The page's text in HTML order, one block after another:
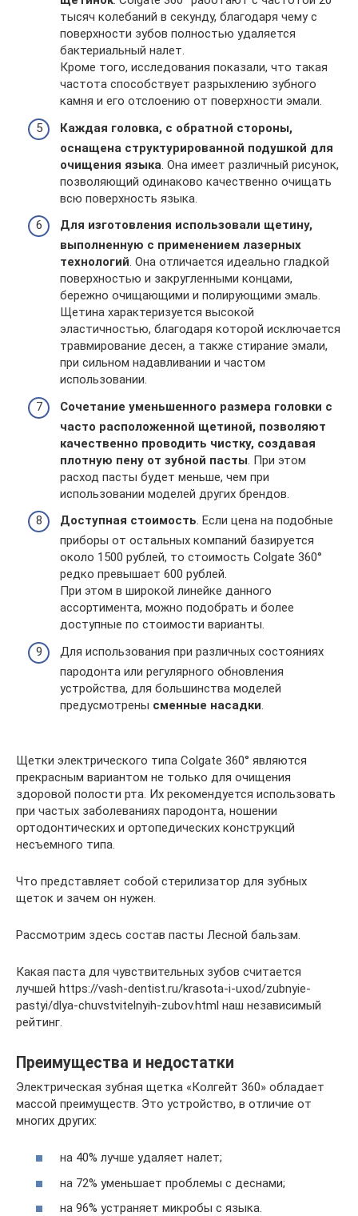
тысяч колебаний в секунду, благодаря чему с
поверхности зубов полностью удаляется
бактериальный налет.
Кроме того, исследования показали, что такая
частота способствует разрыхлению зубного
камня и его отслоению от поверхности эмали.
Каждая головка, с обратной стороны,
оснащена структурированной подушкой для
очищения языка . Она имеет различный рисунок,
позволяющий одинаково качественно очищать
всю поверхность языка.
Для изготовления использовали щетину,
выполненную с применением лазерных
технологий. Она отличается идеально гладкой
поверхностью и закругленными концами,
бережно очищающими и полирующими эмаль.
Щетина характеризуется высокой
эластичностью, благодаря которой исключается
травмирование десен, а также стирание эмали,
при сильном надавливании и частом
использовании.
Сочетание уменьшенного размера головки с
часто расположенной щетиной, позволяют
качественно проводить чистку, создавая
плотную пену от зубной пасты . При этом
расход пасты будет меньше, чем при
использовании моделей других брендов.
Доступная стоимость. Если цена на подобные
приборы от остальных компаний базируется
около 1500 рублей, то стоимость Colgate 360°
редко превышает 600 рублей.
При этом в широкой линейке данного
ассортимента, можно подобрать и более
доступные по стоимости варианты.
Для использования при различных состояниях
пародонта или регулярного обновления
устройства, для большинства моделей
предусмотрены сменные насадки
Щетки электрического типа Colgate 360° являются
прекрасным вариантом не только для очищения
здоровой полости рта. Их рекомендуется использовать
при частых заболеваниях пародонта, ношении
ортодонтических и ортопедических конструкций
несъемного типа.
Что представляет собой стерилизатор для зубных
щеток и зачем он нужен.
Рассмотрим здесь состав пасты Лесной бальзам.
Какая паста для чувствительных зубов считается
лучшей https://vash-dentist.ru/krasota-i-uxod/zubnyie-
pastyi/dlya-chuvstvitelnyih-zubov.html наш независимый
рейтинг.
Преимущества и недостатки
Электрическая зубная щетка «Колгейт 360» обладает
массой преимуществ. Это устройство, в отличие от
многих других:
на 40% лучше удаляет налет;
на 72% уменьшает проблемы с деснами;
на 96% устраняет микробы с языка.